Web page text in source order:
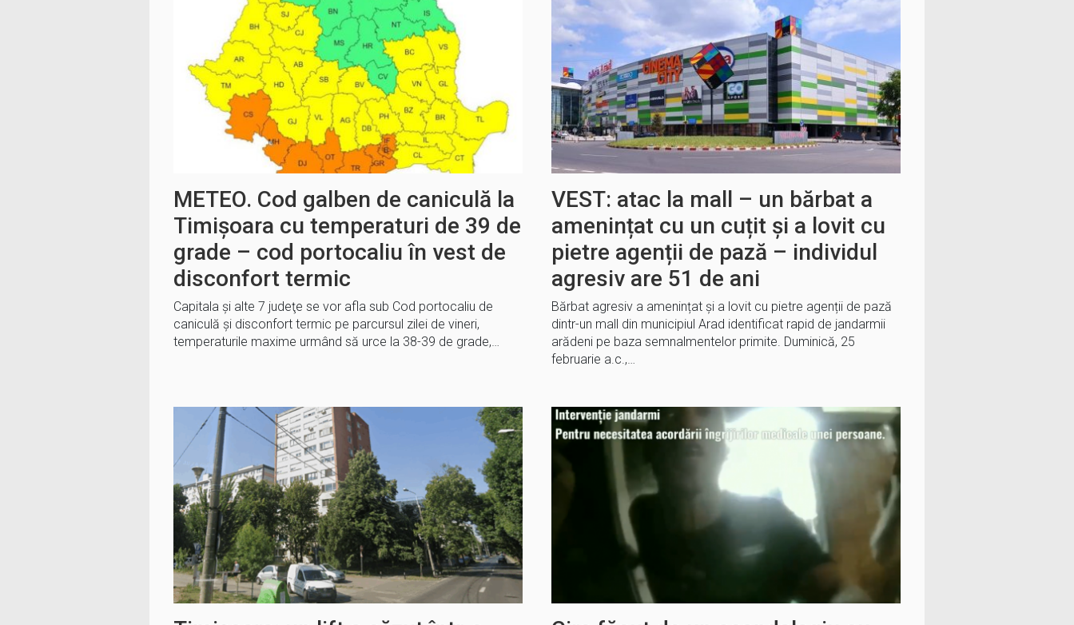
METEO. Cod galben de caniculă la
Timișoara cu temperaturi de 39 de
grade – cod portocaliu în vest de
disconfort termic
Capitala şi alte 7 judeţe se vor afla sub Cod portocaliu de
caniculă şi disconfort termic pe parcursul zilei de vineri,
temperaturile maxime urmând să urce la 38-39 de grade,…
VEST: atac la mall – un bărbat a
amenințat cu un cuțit și a lovit cu
pietre agenții de pază – individul
agresiv are 51 de ani
Bărbat agresiv a amenințat și a lovit cu pietre agenții de pază
dintr-un mall din municipiul Arad identificat rapid de jandarmii
arădeni pe baza semnalmentelor primite. Duminică, 25
februarie a.c.,…